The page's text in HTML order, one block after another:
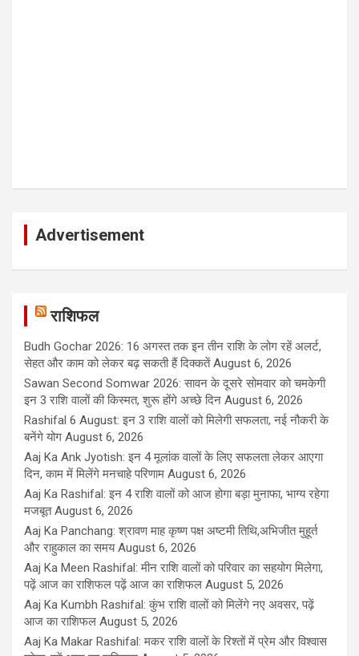
Advertisement
राशिफल
Budh Gochar 2026: 16 अगस्त तक इन तीन राशि के लोग रहें अलर्ट,
सेहत और काम को लेकर बढ़ सकती हैं दिक्कतें August 6, 2026
Sawan Second Somwar 2026: सावन के दूसरे सोमवार को चमकेगी
इन 3 राशि वालों की किस्मत, शुरू होंगे अच्छे दिन August 6, 2026
Rashifal 6 August: इन 3 राशि वालों को मिलेगी सफलता, नई नौकरी के
बनेंगे योग August 6, 2026
Aaj Ka Ank Jyotish: इन 4 मूलांक वालों के लिए सफलता लेकर आएगा
दिन, काम में मिलेंगे मनचाहे परिणाम August 6, 2026
Aaj Ka Rashifal: इन 4 राशि वालों को आज होगा बड़ा मुनाफा, भाग्य रहेगा
मजबूत August 6, 2026
Aaj Ka Panchang: श्रावण माह कृष्ण पक्ष अष्टमी तिथि,अभिजीत मुहूर्त
और राहुकाल का समय August 6, 2026
Aaj Ka Meen Rashifal: मीन राशि वालों को परिवार का सहयोग मिलेगा,
पढ़ें आज का राशिफल पढ़ें आज का राशिफल August 5, 2026
Aaj Ka Kumbh Rashifal: कुंभ राशि वालों को मिलेंगे नए अवसर, पढ़ें
आज का राशिफल August 5, 2026
Aaj Ka Makar Rashifal: मकर राशि वालों के रिश्तों में प्रेम और विश्वास